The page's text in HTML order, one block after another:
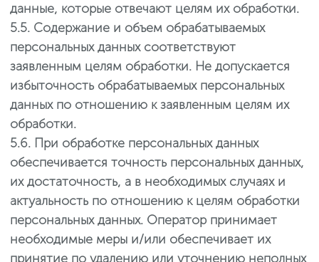
данные, которые отвечают целям их обработки.
5.5. Содержание и объем обрабатываемых
персональных данных соответствуют
заявленным целям обработки. Не допускается
избыточность обрабатываемых персональных
данных по отношению к заявленным целям их
обработки.
5.6. При обработке персональных данных
обеспечивается точность персональных данных,
их достаточность, а в необходимых случаях и
актуальность по отношению к целям обработки
персональных данных. Оператор принимает
необходимые меры и/или обеспечивает их
принятие по удалению или уточнению неполных